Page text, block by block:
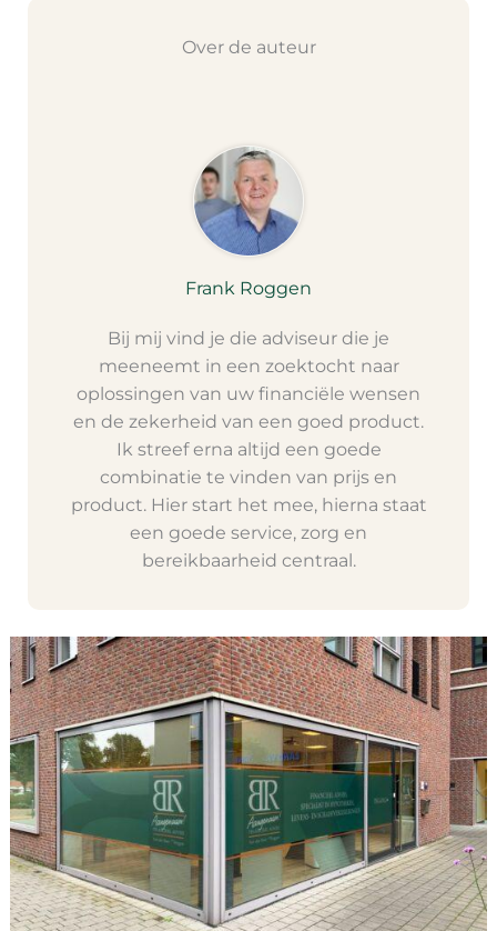
Over de auteur
Frank Roggen
Bij mij vind je die adviseur die je
meeneemt in een zoektocht naar
oplossingen van uw financiële wensen
en de zekerheid van een goed product.
Ik streef erna altijd een goede
combinatie te vinden van prijs en
product. Hier start het mee, hierna staat
een goede service, zorg en
bereikbaarheid centraal.